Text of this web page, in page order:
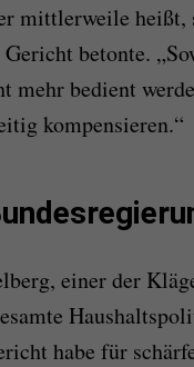
mittlerweile heißt,
betonte.
mehr bedient
kompensieren.“
einer der
habe für